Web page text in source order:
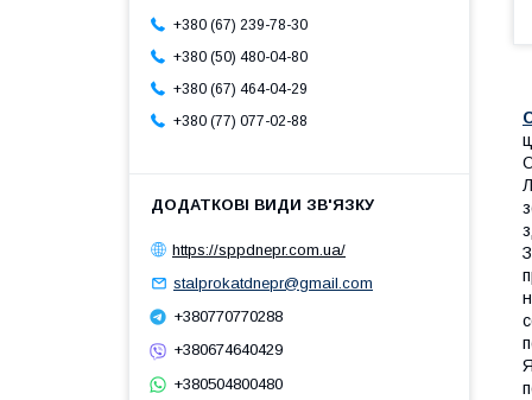
+380 (67) 239-78-30
+380 (50) 480-04-80
+380 (67) 464-04-29
+380 (77) 077-02-88
https://sppdnepr.com.ua/
stalprokatdnepr@gmail.com
+380770770288
+380674640429
+380504800480